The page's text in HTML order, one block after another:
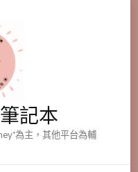
記本
為主，其他平台為輔